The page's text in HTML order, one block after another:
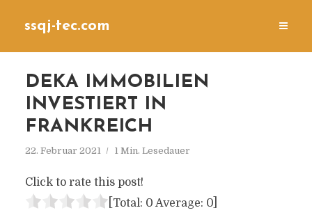
ssqj-tec.com
DEKA IMMOBILIEN
INVESTIERT IN
FRANKREICH
22. Februar 2021 1 Min. Lesedauer
Click to rate this post!
[Total: 0 Average: 0]